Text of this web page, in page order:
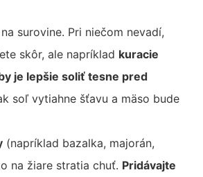
surovine. Pri niečom nevadí,
skôr, ale napríklad kuracie
je lepšie soliť tesne pred
soľ vytiahne šťavu a mäso bude
(napríklad bazalka, majorán,
na žiare stratia chuť. Pridávajte